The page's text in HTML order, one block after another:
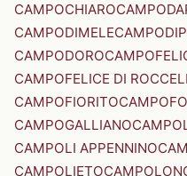
CAMPOCHIARO
CAMPODIMELE
CAMPODORO
CAMPOFELICE DI
CAMPOFIORITO
CAMPOGALLIANO
CAMPOLI APPENNINO
CAMPOLIETO